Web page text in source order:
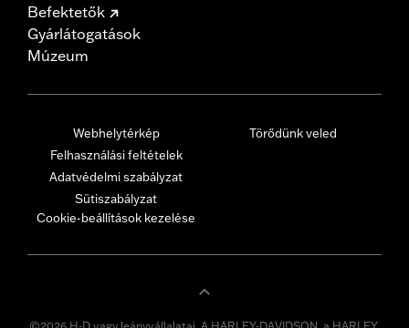
Befektetők
Gyárlátogatások
Múzeum
Webhelytérkép
Felhasználási feltételek
Adatvédelmi szabályzat
Sütiszabályzat
Cookie-beállítások kezelése
Törődünk veled